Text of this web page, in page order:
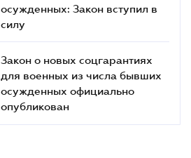
осужденных: Закон вступил в
силу
Закон о новых соцгарантиях
для военных из числа бывших
осужденных официально
опубликован